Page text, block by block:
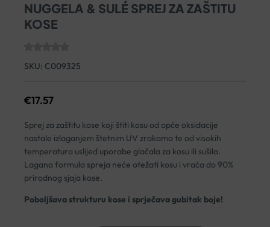
NUGGELA & SULÉ SPREJ ZA ZAŠTITU
KOSE
SKU: C009325
€17.57
Sprej za zaštitu kose koji štiti kosu od opće oksidacije
nastale izlaganjem štetnim UV zrakama te od visokih
temperatura uslijed uporabe glačala za kosu ili sušila.
Lagana formula spreja neće otežati kosu i vraća do 90%
prirodnog sjaja kose.
Poboljšava strukturu kose i sprječava gubitak boje!